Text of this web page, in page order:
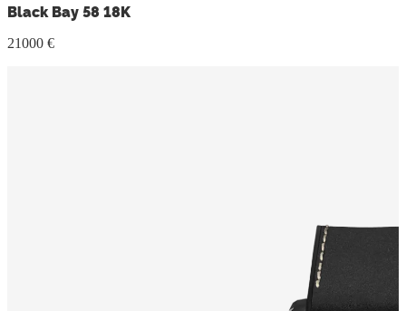
Black Bay 58 18K
21000 €